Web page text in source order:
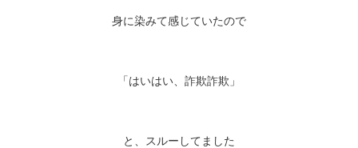
身に染みて感じていたので
「はいはい、詐欺詐欺」
と、スルーしてました